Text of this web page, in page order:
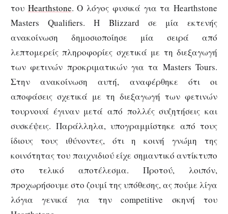
του Hearthstone. Ο λόγος φυσικά για τα Hearthstone
Masters Qualifiers. Η Blizzard σε μία εκτενής
ανακοίνωση δημοσιοποίησε μία σειρά από
λεπτομερείς πληροφορίες σχετικά με τη διεξαγωγή
των φετινών προκριματικών για τα Masters Tours.
Στην ανακοίνωση αυτή, αναφέρθηκε ότι οι
αποφάσεις σχετικά με τη διεξαγωγή των φετινών
τουρνουά έγιναν μετά από πολλές συζητήσεις και
συσκέψεις. Παράλληλα, υπογραμμίστηκε από τους
ίδιους τους ιθύνοντες, ότι η κοινή γνώμη της
κοινότητας του παιχνιδιού είχε σημαντικό αντίκτυπο
στο τελικό αποτέλεσμα. Προτού, λοιπόν,
προχωρήσουμε στο ζουμί της υπόθεσης, ας πούμε λίγα
λόγια γενικά για την competitive σκηνή του